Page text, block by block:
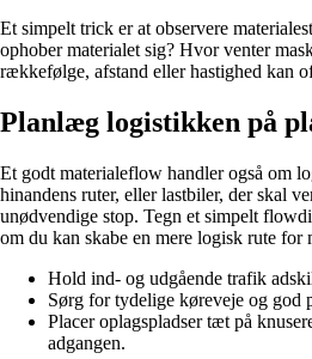
Et simpelt trick er at observere
ophober materialet sig? Hvor venter
rækkefølge, afstand eller hastighed kan
Planlæg logistikken på
Et godt materialeflow handler også om
hinandens ruter, eller lastbiler, der skal
unødvendige stop. Tegn et simpelt
om du kan skabe en mere logisk rute for
Hold ind- og udgående trafik
Sørg for tydelige køreveje og god
Placer oplagspladser tæt på
adgangen.